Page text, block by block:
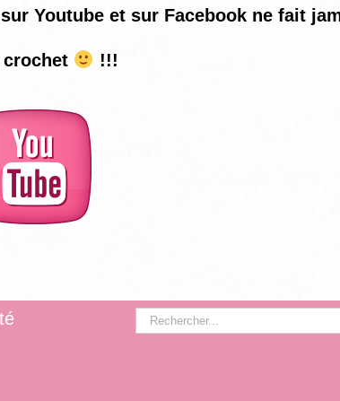
Youtube et sur Facebook ne fait
crochet !!!
Rechercher: